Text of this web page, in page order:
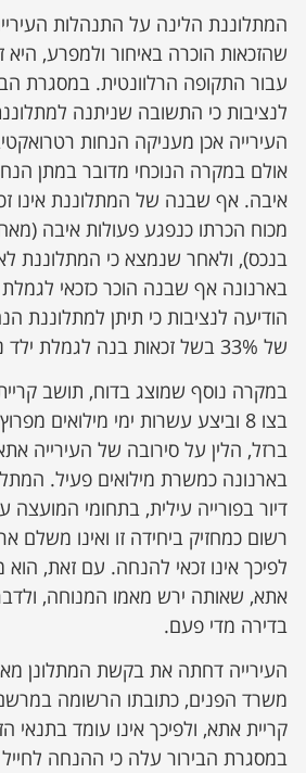
המתלוננת הלינה על התנהלות
שהזכאות הוכרה באיחור ולמפרע,
עבור התקופה הרלוונטית. במסגרת
לנציבות כי התשובה שניתנה
העירייה אכן מעניקה הנחות
אולם במקרה הנוכחי מדובר במתן
איבה. אף שבנה של המתלוננת אינו
מכוח הכרתו כנפגע פעולות איבה
בנכס), ולאחר שנמצא כי המתלוננת
בארנונה אף שבנה הוכר כזכאי לגמלת
הודיעה לנציבות כי תיתן למתלוננת
של 33% בשל זכאות בנה לגמלת ילד נכה.
במקרה נוסף שמוצג בדוח, תושב
בצו 8 וביצע עשרות ימי מילואים
ברזל, הלין על סירובה של העירייה
בארנונה כמשרת מילואים פעיל.
דיור בפורייה עילית, בתחומי המועצה
רשום כמחזיק ביחידה זו ואינו משלם
לפיכך אינו זכאי להנחה. עם זאת, הוא
אתא, שאותה ירש מאמו המנוחה,
בדירה מדי פעם.
העירייה דחתה את בקשת המתלונן
משרד הפנים, כתובתו הרשומה במרשם
קריית אתא, ולפיכך אינו עומד בתנאי
במסגרת הבירור עלה כי ההנחה